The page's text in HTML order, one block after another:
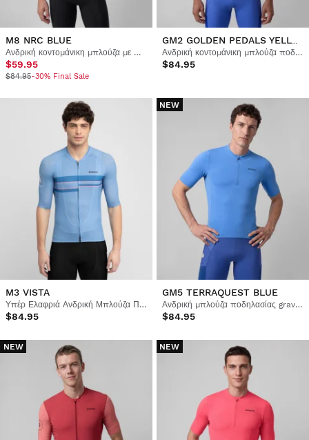
M8 NRC BLUE
Ανδρική κοντομάνικη μπλούζα με πλέγμα ποδηλασίας
$59.95
$84.95-30% Final Sale
GM2 GOLDEN PEDALS YELLOW
Ανδρική κοντομάνικη μπλούζα ποδηλασίας gravel
$84.95
M3 VISTA
Υπέρ Ελαφριά Ανδρική Μπλούζα Ποδηλασίας
$84.95
NEW
GM5 TERRAQUEST BLUE
Ανδρική μπλούζα ποδηλασίας gravel με φερμουάρ στο μισό μήκος
$84.95
NEW NEW